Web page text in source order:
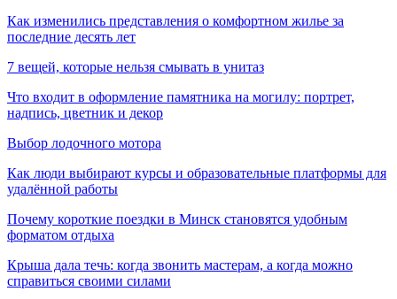
Как изменились представления о комфортном жилье за
последние десять лет
7 вещей, которые нельзя смывать в унитаз
Что входит в оформление памятника на могилу: портрет,
надпись, цветник и декор
Выбор лодочного мотора
Как люди выбирают курсы и образовательные платформы для
удалённой работы
Почему короткие поездки в Минск становятся удобным
форматом отдыха
Крыша дала течь: когда звонить мастерам, а когда можно
справиться своими силами